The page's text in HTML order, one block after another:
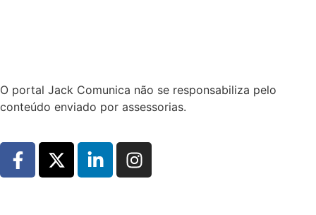
O portal Jack Comunica não se responsabiliza pelo
conteúdo enviado por assessorias.